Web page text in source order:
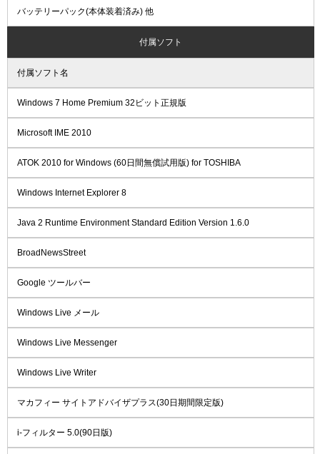
バッテリーパック(本体装着済み) 他
付属ソフト
付属ソフト名
Windows 7 Home Premium 32ビット正規版
Microsoft IME 2010
ATOK 2010 for Windows (60日間無償試用版) for TOSHIBA
Windows Internet Explorer 8
Java 2 Runtime Environment Standard Edition Version 1.6.0
BroadNewsStreet
Google ツールバー
Windows Live メール
Windows Live Messenger
Windows Live Writer
マカフィー サイトアドバイザプラス(30日期間限定版)
i-フィルター 5.0(90日版)